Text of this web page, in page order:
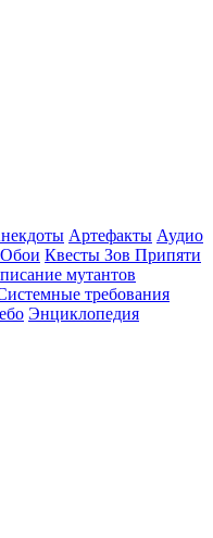
Артефакты Аудио
Квесты Зов Припяти
мутантов
требования
Энциклопедия